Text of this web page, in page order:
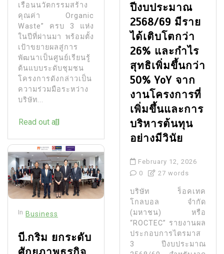
เรือนนวัตกรรมสร้าง
คุณค่า Organic
Waste” ครบ 3 แห่ง
ในปีที่ผ่านมา พร้อมตั้ง
เป้าขยายผลสู่การ
พัฒนาเป็นศูนย์เรียนรู้
ต้นแบบระดับชุมชน
โครงการดังกล่าวเป็น
ความร่วมมือระหว่าง
บริษัท...
Read out all
In Business
บี.กริม ยกระดับ
ปีงบประมาณ
2568/69 มีราย
ได้เติบโตกว่า
26% และกำไร
สุทธิเพิ่มขึ้นกว่า
50% YoY จาก
งานโครงการที่
เพิ่มขึ้นและการ
บริหารต้นทุน
อย่างมีวินัย
February 12, 2026
0
27 words
บริษัท ร็อคเทค
โกลบอล จำกัด
(มหาชน) หรือ
“ROCTEC” รายงานผล
ประกอบการไตรมาส
3 ปีงบประมาณ